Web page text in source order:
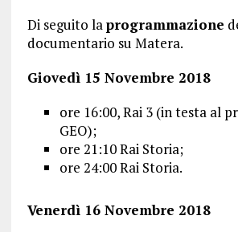
Di seguito laprogrammazione
documentario su Matera.
Giovedì 15 Novembre 2018
ore 16:00, Rai 3 (in testa al
GEO);
ore 21:10 Rai Storia;
ore 24:00 Rai Storia.
Venerdì 16 Novembre 2018